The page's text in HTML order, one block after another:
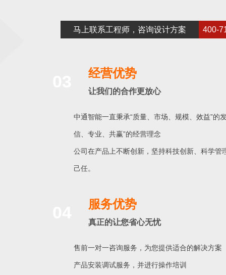
马上联系工程师，咨询设计方案 400-
经营优势
让我们的合作更放心
中通智能一直秉承“质量、市场、规模、效益”的
信、专业、共赢”的经营理念
公司在产品上不断创新，坚持科技创新、科学管
己任。
服务优势
真正的让您省心无忧
售前一对一咨询服务，为您提供适合的解决方案
产品安装调试服务，并进行操作培训